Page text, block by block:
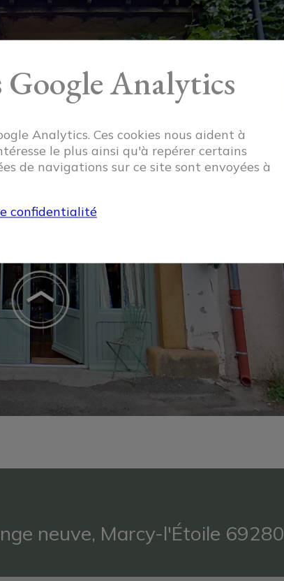
neuve, Marcy-l'Étoile 69280
Google Analytics
Analytics. Ces cookies nous aident à
le plus ainsi qu'à repérer certains
de navigations sur ce site sont envoyées à
confidentialité